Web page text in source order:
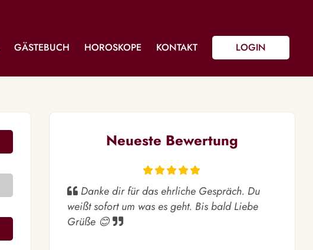
GÄSTEBUCH HOROSKOPE KONTAKT LOGIN
Neueste Bewertung
Danke dir für das ehrliche Gespräch. Du
weißt sofort um was es geht. Bis bald Liebe
Grüße 😊